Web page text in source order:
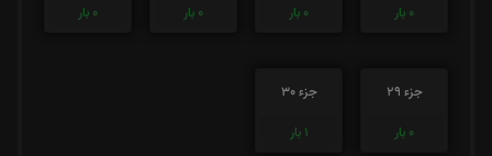
0 بار
0 بار
0 بار
0 بار
جزء 29
0 بار
جزء 30
1 بار